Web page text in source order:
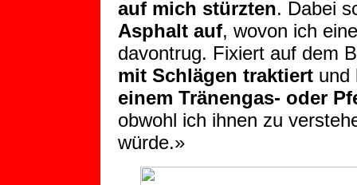
auf mich stürzten. Dabei
Asphalt auf, wovon ich
davontrug. Fixiert auf dem
mit Schlägen traktiertund
einem Tränengas- oder
obwohl ich ihnen zu
würde.»